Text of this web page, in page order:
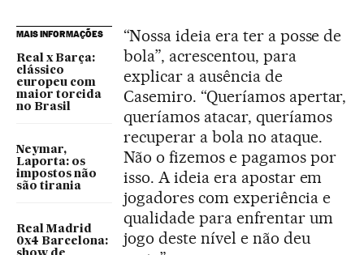
MAIS INFORMAÇÕES
Real x Barça:
clássico
europeu com
maior torcida
no Brasil
Neymar,
Laporta: os
impostos não
são tirania
Real Madrid
0x4 Barcelona:
“Nossa ideia era ter a posse de
bola”, acrescentou, para
explicar a ausência de
Casemiro. “Queríamos apertar,
queríamos atacar, queríamos
recuperar a bola no ataque.
Não o fizemos e pagamos por
isso. A ideia era apostar em
jogadores com experiência e
qualidade para enfrentar um
jogo deste nível e não deu